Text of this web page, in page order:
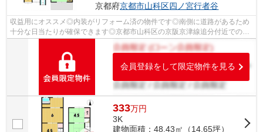
京都府京都市山科区四ノ宮行者谷
収益用にオススメ◎内装がリフォーム済の物件です◎南側に道路があるため
十分な日当たりが確保できます◎京都市山科区の京阪京津線追分付近での物
件探しを全力でサポートいたします◎まず...
会員登録をして限定物件を見る
333万円
3K
建物面積：48.43㎡（14.65坪）